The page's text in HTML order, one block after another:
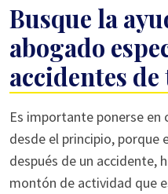
Busque la
abogado
accidentes
Es importante ponerse
desde el principio, porque
después de un accidente,
montón de actividad que